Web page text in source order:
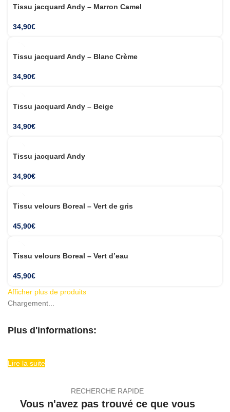
Tissu jacquard Andy – Marron Camel
34,90€
Tissu jacquard Andy – Blanc Crème
34,90€
Tissu jacquard Andy – Beige
34,90€
THERMIQUE OBSCURCISSANT
Tissu jacquard Andy
34,90€
Tissu velours Boreal – Vert de gris
45,90€
Tissu velours Boreal – Vert d’eau
45,90€
Afficher plus de produits
Chargement...
Plus d'informations:
Lire la suite
RECHERCHE RAPIDE
Vous n'avez pas trouvé ce que vous